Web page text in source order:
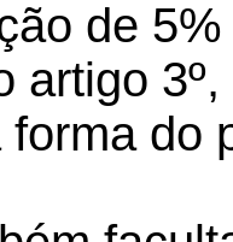
de
artigo
do